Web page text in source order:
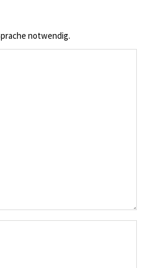
notwendig.